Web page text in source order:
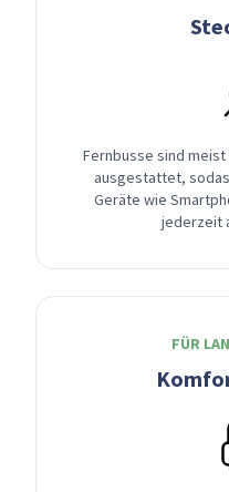
Fernbusse sind
ausgestattet,
Geräte wie
jederzeit
FÜR